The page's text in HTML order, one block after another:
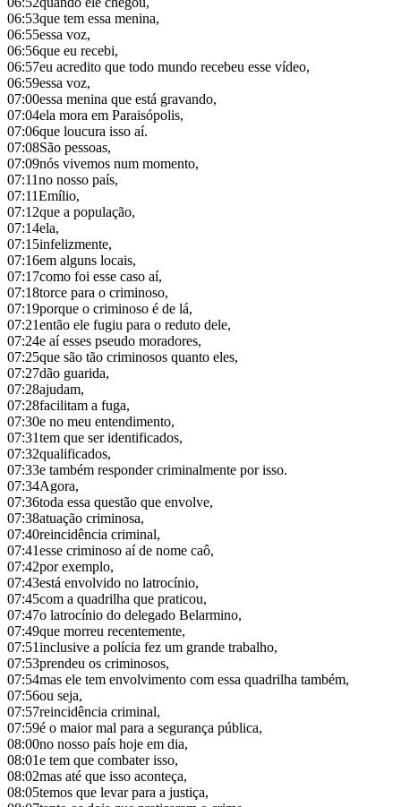
06:53que tem essa menina,
06:55essa voz,
06:56que eu recebi,
06:57eu acredito que todo mundo recebeu esse vídeo,
06:59essa voz,
07:00essa menina que está gravando,
07:04ela mora em Paraisópolis,
07:06que loucura isso aí.
07:08São pessoas,
07:09nós vivemos num momento,
07:11no nosso país,
07:11Emílio,
07:12que a população,
07:14ela,
07:15infelizmente,
07:16em alguns locais,
07:17como foi esse caso aí,
07:18torce para o criminoso,
07:19porque o criminoso é de lá,
07:21então ele fugiu para o reduto dele,
07:24e aí esses pseudo moradores,
07:25que são tão criminosos quanto eles,
07:27dão guarida,
07:28ajudam,
07:28facilitam a fuga,
07:30e no meu entendimento,
07:31tem que ser identificados,
07:32qualificados,
07:33e também responder criminalmente por isso.
07:34Agora,
07:36toda essa questão que envolve,
07:38atuação criminosa,
07:40reincidência criminal,
07:41esse criminoso aí de nome caô,
07:42por exemplo,
07:43está envolvido no latrocínio,
07:45com a quadrilha que praticou,
07:47o latrocínio do delegado Belarmino,
07:49que morreu recentemente,
07:51inclusive a polícia fez um grande trabalho,
07:53prendeu os criminosos,
07:54mas ele tem envolvimento com essa quadrilha também,
07:56ou seja,
07:57reincidência criminal,
07:59é o maior mal para a segurança pública,
08:00no nosso país hoje em dia,
08:01e tem que combater isso,
08:02mas até que isso aconteça,
08:05temos que levar para a justiça,